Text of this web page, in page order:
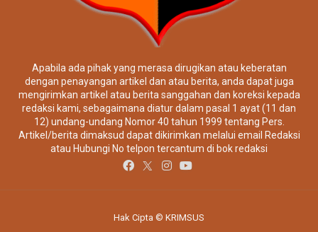
Apabila ada pihak yang merasa dirugikan atau keberatan
dengan penayangan artikel dan atau berita, anda dapat juga
mengirimkan artikel atau berita sanggahan dan koreksi kepada
redaksi kami, sebagaimana diatur dalam pasal 1 ayat (11 dan
12) undang-undang Nomor 40 tahun 1999 tentang Pers.
Artikel/berita dimaksud dapat dikirimkan melalui email Redaksi
atau Hubungi No telpon tercantum di bok redaksi
Hak Cipta © KRIMSUS